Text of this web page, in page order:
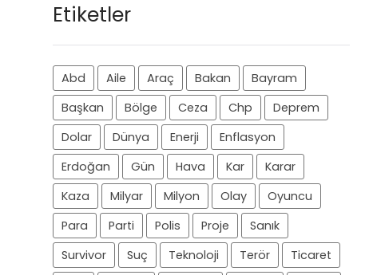
Etiketler
Abd Aile Araç Bakan
Bayram
Başkan
Bölge Ceza Chp
Deprem
Dolar
Dünya Enerji
Enflasyon
Erdoğan
Gün Hava Kar
Karar
Kaza
Milyar Milyon Olay
Oyuncu
Para
Parti Polis Proje
Sanık
Survivor
Suç Teknoloji Terör
Ticaret